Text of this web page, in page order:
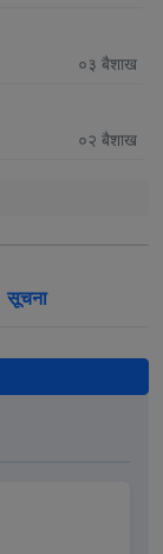
०३ बैशाख
०२ बैशाख
सूचना